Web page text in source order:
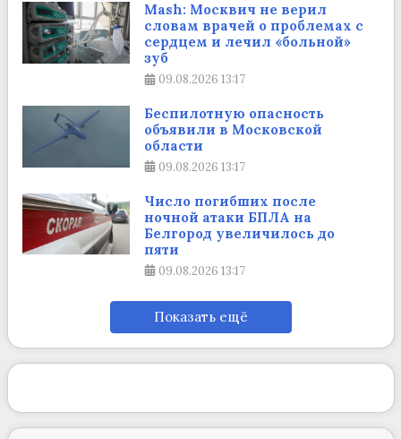
Mash: Москвич не верил
словам врачей о проблемах с
сердцем и лечил «больной»
зуб
09.08.2026 13:17
Беспилотную опасность
объявили в Московской
области
09.08.2026 13:17
Число погибших после
ночной атаки БПЛА на
Белгород увеличилось до
пяти
09.08.2026 13:17
Показать ещё